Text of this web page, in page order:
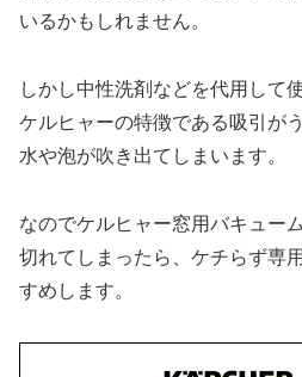
いるかもしれません。
しかし中性洗剤などを代用して
ケルヒャーの特徴である吸引が
水や泡が吹き出てしまいます。
なのでケルヒャー窓用バキュー
切れてしまったら、ケチらず専
すめします。